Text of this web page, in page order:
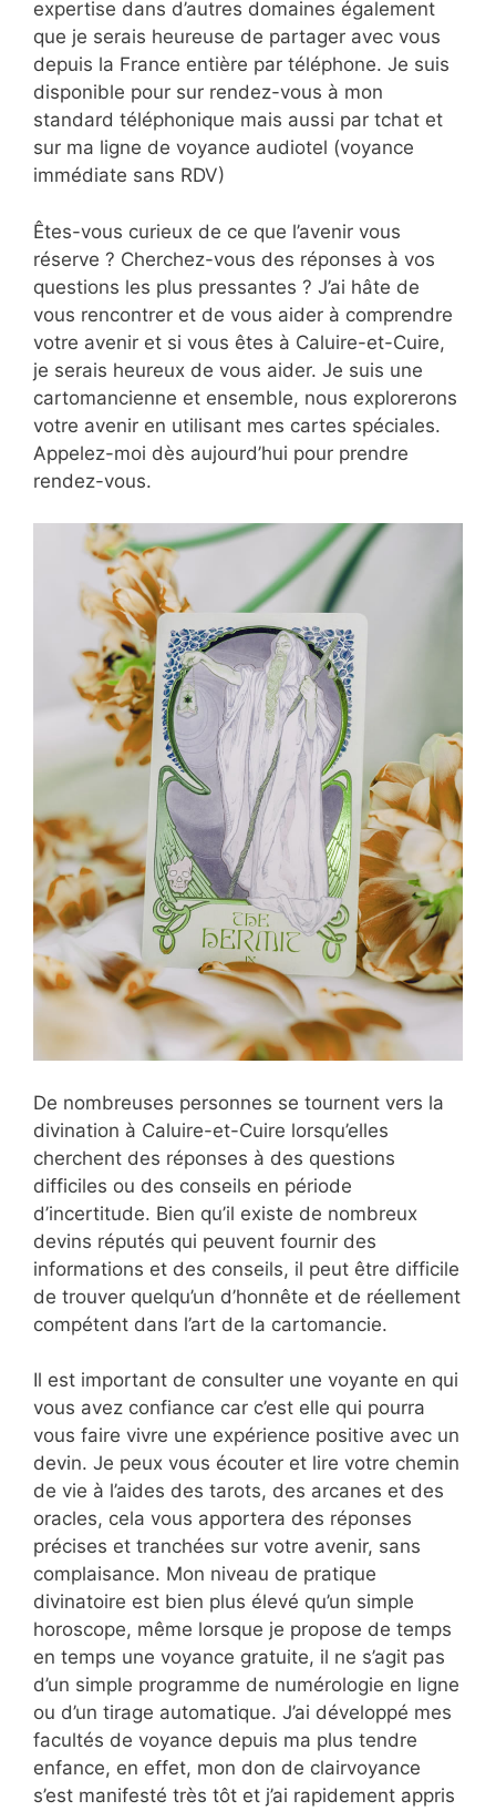
expertise dans d’autres domaines également
que je serais heureuse de partager avec vous
depuis la France entière par téléphone. Je suis
disponible pour sur rendez-vous à mon
standard téléphonique mais aussi par tchat et
sur ma ligne de voyance audiotel (voyance
immédiate sans RDV)
Êtes-vous curieux de ce que l’avenir vous
réserve ? Cherchez-vous des réponses à vos
questions les plus pressantes ? J’ai hâte de
vous rencontrer et de vous aider à comprendre
votre avenir et si vous êtes à Caluire-et-Cuire,
je serais heureux de vous aider. Je suis une
cartomancienne et ensemble, nous explorerons
votre avenir en utilisant mes cartes spéciales.
Appelez-moi dès aujourd’hui pour prendre
rendez-vous.
De nombreuses personnes se tournent vers la
divination à Caluire-et-Cuire lorsqu’elles
cherchent des réponses à des questions
difficiles ou des conseils en période
d’incertitude. Bien qu’il existe de nombreux
devins réputés qui peuvent fournir des
informations et des conseils, il peut être difficile
de trouver quelqu’un d’honnête et de réellement
compétent dans l’art de la cartomancie.
Il est important de consulter une voyante en qui
vous avez confiance car c’est elle qui pourra
vous faire vivre une expérience positive avec un
devin. Je peux vous écouter et lire votre chemin
de vie à l’aides des tarots, des arcanes et des
oracles, cela vous apportera des réponses
précises et tranchées sur votre avenir, sans
complaisance. Mon niveau de pratique
divinatoire est bien plus élevé qu’un simple
horoscope, même lorsque je propose de temps
en temps une voyance gratuite, il ne s’agit pas
d’un simple programme de numérologie en ligne
ou d’un tirage automatique. J’ai développé mes
facultés de voyance depuis ma plus tendre
enfance, en effet, mon don de clairvoyance
s’est manifesté très tôt et j’ai rapidement appris